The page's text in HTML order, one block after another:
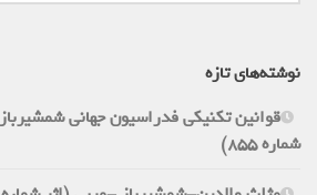
نوشته‌های تازه
شماره 855)